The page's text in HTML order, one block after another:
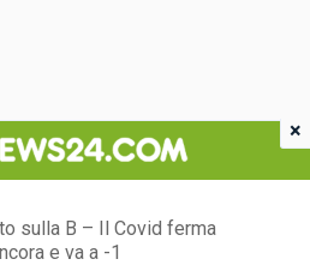
sulla B – Il Covid ferma
e va a -1
×